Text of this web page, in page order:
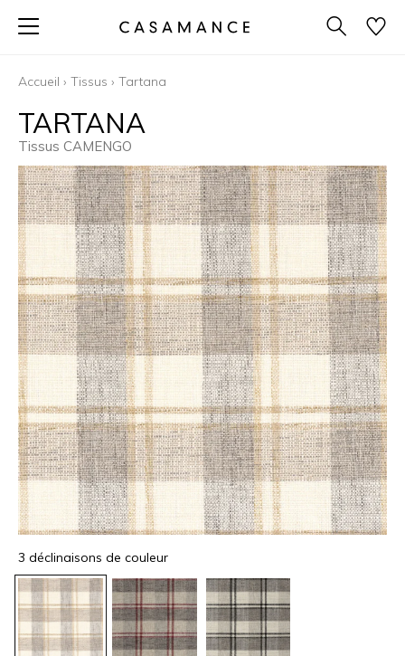
Accueil › Tissus › Tartana
TARTANA
Tissus CAMENGO
3 déclinaisons de couleur